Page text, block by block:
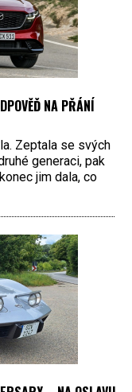
NA PŘÁNÍ
Zeptala se svých
generaci, pak
jim dala, co